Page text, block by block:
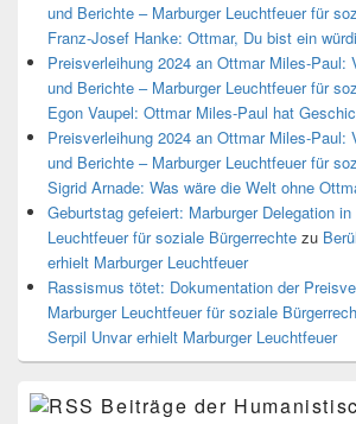
und Berichte – Marburger Leuchtfeuer für
Franz-Josef Hanke: Ottmar, Du bist ein
Preisverleihung 2024 an Ottmar Miles-Paul:
und Berichte – Marburger Leuchtfeuer für
Egon Vaupel: Ottmar Miles-Paul hat
Preisverleihung 2024 an Ottmar Miles-Paul:
und Berichte – Marburger Leuchtfeuer für
Sigrid Arnade: Was wäre die Welt ohne
Geburtstag gefeiert: Marburger Delegation
Leuchtfeuer für soziale Bürgerrechte zu
erhielt Marburger Leuchtfeuer
Rassismus tötet: Dokumentation der
Marburger Leuchtfeuer für soziale
Serpil Unvar erhielt Marburger Leuchtfeuer
Beiträge der